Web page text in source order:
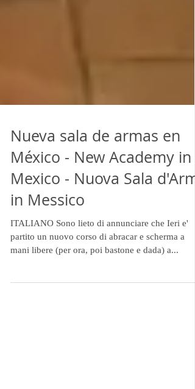
Nueva sala de armas en
México - New Academy in
Mexico - Nuova Sala d'Armi
in Messico
ITALIANO Sono lieto di annunciare che Ieri e'
partito un nuovo corso di abracar e scherma a